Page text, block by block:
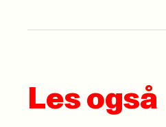
Les også